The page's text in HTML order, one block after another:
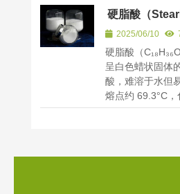
硬脂酸（
解析
2025/06/10
硬脂酸（
呈白色蜡状固体
酸，难溶于水但
熔点约 69.3°C
来源分为动物性